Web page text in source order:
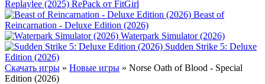
Replaylee (2025) RePack от FitGirl
Beast of
Reincarnation - Deluxe Edition (2026)
Waterpark Simulator (2026)
Sudden Strike 5: Deluxe
Edition (2026)
Скачать игры » Новые игры » Norse Oath of Blood - Special
Edition (2026)